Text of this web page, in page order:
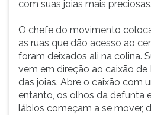
com suas joias mais preciosas.
O chefe do movimento
as ruas que dão acesso ao
foram deixados ali na colina.
vem em direção ao caixão de
das joias. Abre o caixão com
entanto, os olhos da defunta
lábios começam a se mover,